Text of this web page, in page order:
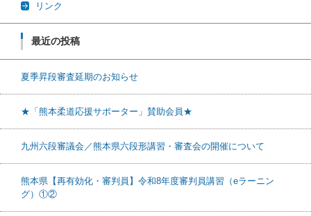
リンク
最近の投稿
夏季昇段審査延期のお知らせ
★「熊本柔道応援サポーター」賛助会員★
九州六段審議会／熊本県六段形講習・審査会の開催について
熊本県【再有効化・審判員】令和8年度審判員講習（eラーニン
グ）①②